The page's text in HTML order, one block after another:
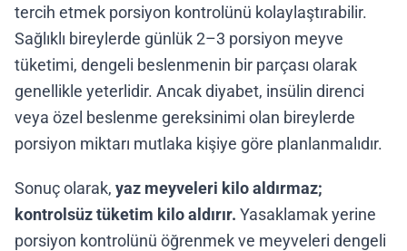
tercih etmek porsiyon kontrolünü kolaylaştırabilir.
Sağlıklı bireylerde günlük 2–3 porsiyon meyve
tüketimi, dengeli beslenmenin bir parçası olarak
genellikle yeterlidir. Ancak diyabet, insülin direnci
veya özel beslenme gereksinimi olan bireylerde
porsiyon miktarı mutlaka kişiye göre planlanmalıdır.
Sonuç olarak, yaz meyveleri kilo aldırmaz;
kontrolsüz tüketim kilo aldırır. Yasaklamak yerine
porsiyon kontrolünü öğrenmek ve meyveleri dengeli